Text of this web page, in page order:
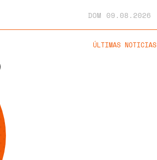
DOM 09.08.2026
ÚLTIMAS NOTICIAS